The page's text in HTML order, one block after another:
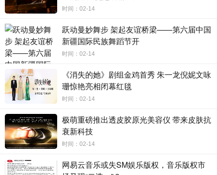
话题登上抖音热榜后，情侣达人@露仔与旭峰的
日常 以带着徕芬粉金限定礼盒出差为节点，对徕芬新
品进行展示、使用和深度种草，加深用户对品牌的了
解与信任。
度链接，强化徕芬“让浪漫的日子发光”的浪漫属性。同
时间：02-14
跃动曼妙舞步 架起友谊桥梁——第六届中国
新疆国际民族舞蹈节开
时间：02-14
《消失的她》剧组金鸡首秀 朱一龙倪妮文咏
珊惊艳亮相闭幕红毯
时间：02-14
极萌重磅推出透皮胶原光美容仪 带来皮肤抗
衰新科技
时间：02-14
网易云音乐或失SM娱乐版权，音乐版权市